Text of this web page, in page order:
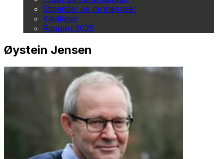
Stipender og minnepriser
Kataloger
Rapport 2025
Øystein Jensen